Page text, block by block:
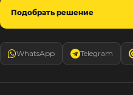
Подобрать решение
WhatsApp Telegram